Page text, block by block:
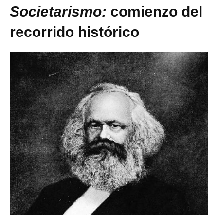
Societarismo: comienzo del
recorrido histórico